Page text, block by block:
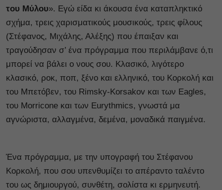
του Μύλου». Εγώ είδα κι άκουσα ένα καταπληκτικό
σχήμα, τρεις χαρισματικούς μουσικούς, τρεις φίλους
(Στέφανος, Μιχάλης, Αλέξης) που έπαιξαν και
τραγούδησαν σ’ ένα πρόγραμμα που περιλάμβανε ό,τι
μπορεί να βάλει ο νους σου. Κλασικό, λιγότερο
κλασικό, ροκ, ποπ, ξένο και ελληνικό, του Κορκολή και
του Μπετόβεν, του Rimsky-Korsakov και των Eagles,
του Morricone και των Eurythmics, γνωστά μα
αγνώριστα, αλλαγμένα, δεμένα, μοναδικά παιγμένα.
Ένα πρόγραμμα, με την υπογραφή του Στέφανου
Κορκολή, που σου υπενθυμίζει το απέραντο ταλέντο
του ως δημιουργού, συνθέτη, σολίστα κι ερμηνευτή.